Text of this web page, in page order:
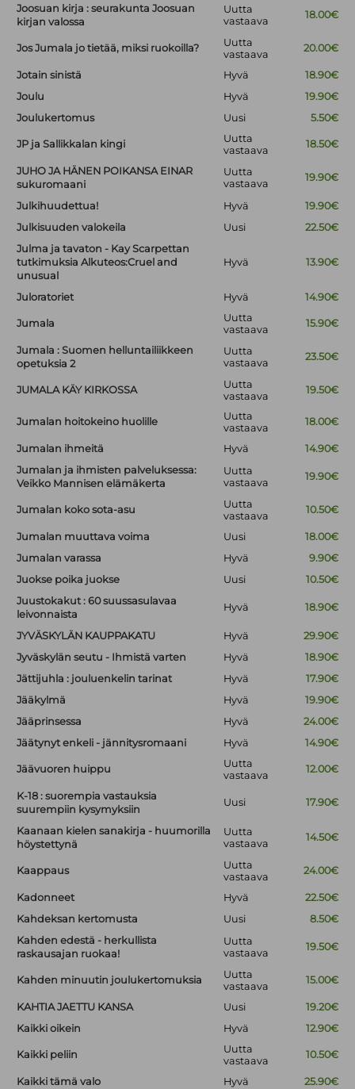
Joosuan kirja : seurakunta Joosuan
kirjan valossa
Uutta
vastaava
18.00€
Jos Jumala jo tietää, miksi ruokoilla?
Uutta
vastaava
20.00€
Jotain sinistä Hyvä
18.90€
Joulu
Hyvä
19.90€
Joulukertomus
Uusi 5.50€
JP ja Sallikkalan kingi
Uutta
vastaava
18.50€
JUHO JA HÄNEN POIKANSA EINAR
sukuromaani
Uutta
vastaava
19.90€
Julkihuudettua! Hyvä
19.90€
Julkisuuden valokeila
Uusi
22.50€
Julma ja tavaton - Kay Scarpettan
tutkimuksia Alkuteos:Cruel and
unusual
Hyvä 13.90€
Juloratoriet Hyvä 14.90€
Jumala
Uutta
vastaava
15.90€
Jumala : Suomen helluntailiikkeen
opetuksia 2
Uutta
vastaava
23.50€
JUMALA KÄY KIRKOSSA
Uutta
vastaava
19.50€
Jumalan hoitokeino huolille
Uutta
vastaava
18.00€
Jumalan ihmeitä Hyvä
14.90€
Jumalan ja ihmisten palveluksessa:
Veikko Mannisen elämäkerta
Uutta
vastaava
19.90€
Jumalan koko sota-asu
Uutta
vastaava
10.50€
Jumalan muuttava voima Uusi
18.00€
Jumalan varassa
Hyvä
9.90€
Juokse poika juokse
Uusi
10.50€
Juustokakut : 60 suussasulavaa
leivonnaista
Hyvä 18.90€
JYVÄSKYLÄN KAUPPAKATU Hyvä
29.90€
Jyväskylän seutu - Ihmistä varten
Hyvä
18.90€
Jättijuhla : jouluenkelin tarinat
Hyvä
17.90€
Jääkylmä
Hyvä
19.90€
Jääprinsessa
Hyvä
24.00€
Jäätynyt enkeli - jännitysromaani
Hyvä 14.90€
Jäävuoren huippu
Uutta
vastaava
12.00€
K-18 : suorempia vastauksia
suurempiin kysymyksiin
Uusi 17.90€
Kaanaan kielen sanakirja - huumorilla
höystettynä
Uutta
vastaava
14.50€
Kaappaus
Uutta
vastaava
24.00€
Kadonneet Hyvä
22.50€
Kahdeksan kertomusta
Uusi
8.50€
Kahden edestä - herkullista
raskausajan ruokaa!
Uutta
vastaava
19.50€
Kahden minuutin joulukertomuksia
Uutta
vastaava
15.00€
KAHTIA JAETTU KANSA Uusi
19.20€
Kaikki oikein
Hyvä 12.90€
Kaikki peliin
Uutta
vastaava
10.50€
Kaikki tämä valo Hyvä 25.90€